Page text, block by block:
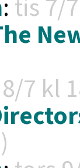
: tis 7/
7 kl